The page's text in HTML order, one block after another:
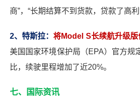
商”，“长期结算不到货款，贷款了高利
2、特斯拉：将Model S长续航升级版
美国国家环境保护局（EPA）官方
比，续驶里程增加了近20%。
七、 国际资讯